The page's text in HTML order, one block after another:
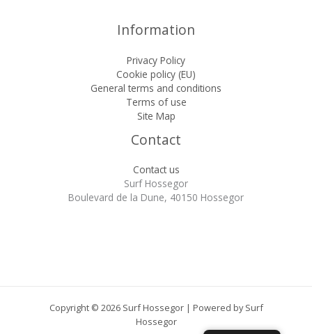
Information
Privacy Policy
Cookie policy (EU)
General terms and conditions
Terms of use
Site Map
Contact
Contact us
Surf Hossegor
Boulevard de la Dune, 40150 Hossegor
Copyright © 2026 Surf Hossegor | Powered by Surf
Hossegor